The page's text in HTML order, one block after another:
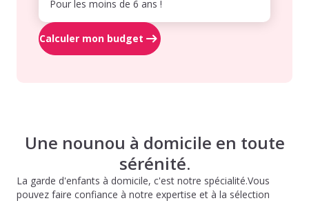
Pour les moins de 6 ans !
Calculer mon budget
Une nounou à domicile en toute
sérénité.
La garde d'enfants à domicile, c'est notre spécialité.Vous
pouvez faire confiance à notre expertise et à la sélection